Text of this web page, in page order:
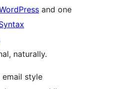
and one
naturally.
email style